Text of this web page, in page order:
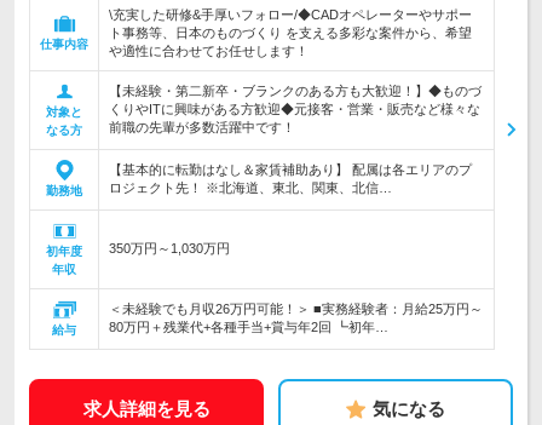
仕事内容
\充実した研修&手厚いフォロー/◆CADオペレーターやサポー
ト事務等、日本のものづくり を支える多彩な案件から、希望
や適性に合わせてお任せします！
対象と
なる方
【未経験・第二新卒・ブランクのある方も大歓迎！】◆ものづ
くりやITに興味がある方歓迎◆元接客・営業・販売など様々な
前職の先輩が多数活躍中です！
勤務地
【基本的に転勤はなし＆家賃補助あり】 配属は各エリアのプ
ロジェクト先！ ※北海道、東北、関東、北信…
初年度
年収
350万円～1,030万円
給与
＜未経験でも月収26万円可能！＞ ■実務経験者：月給25万円～
80万円＋残業代+各種手当+賞与年2回 ┗初年…
求人詳細を見る 気になる